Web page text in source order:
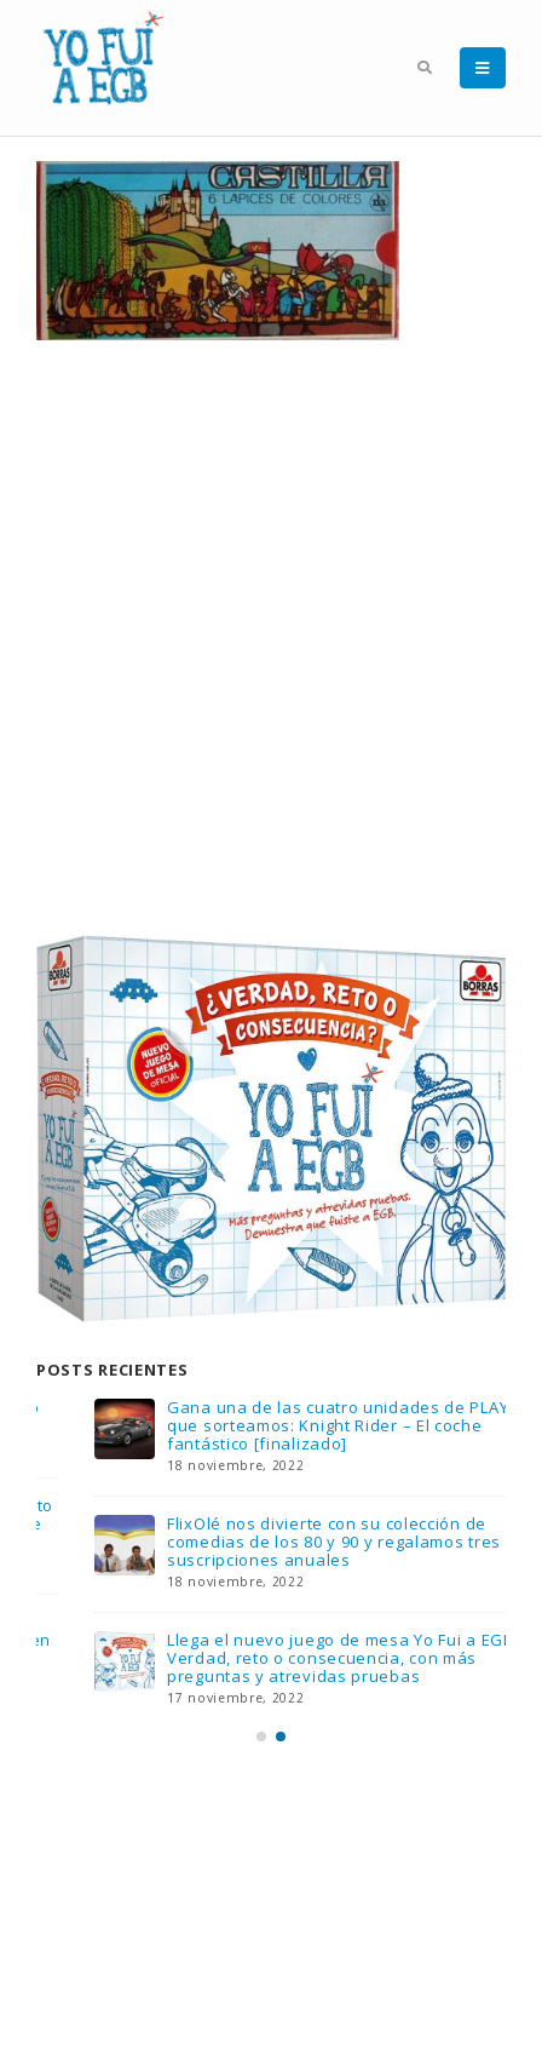
POSTS RECIENTES
Gana una de las cuatro unidades de PLAYMOBIL
que sorteamos: Knight Rider – El coche
fantástico [finalizado]
18 noviembre, 2022
FlixOlé nos divierte con su colección de
comedias de los 80 y 90 y regalamos tres
suscripciones anuales
18 noviembre, 2022
Llega el nuevo juego de mesa Yo Fui a EGB:
Verdad, reto o consecuencia, con más
preguntas y atrevidas pruebas
17 noviembre, 2022